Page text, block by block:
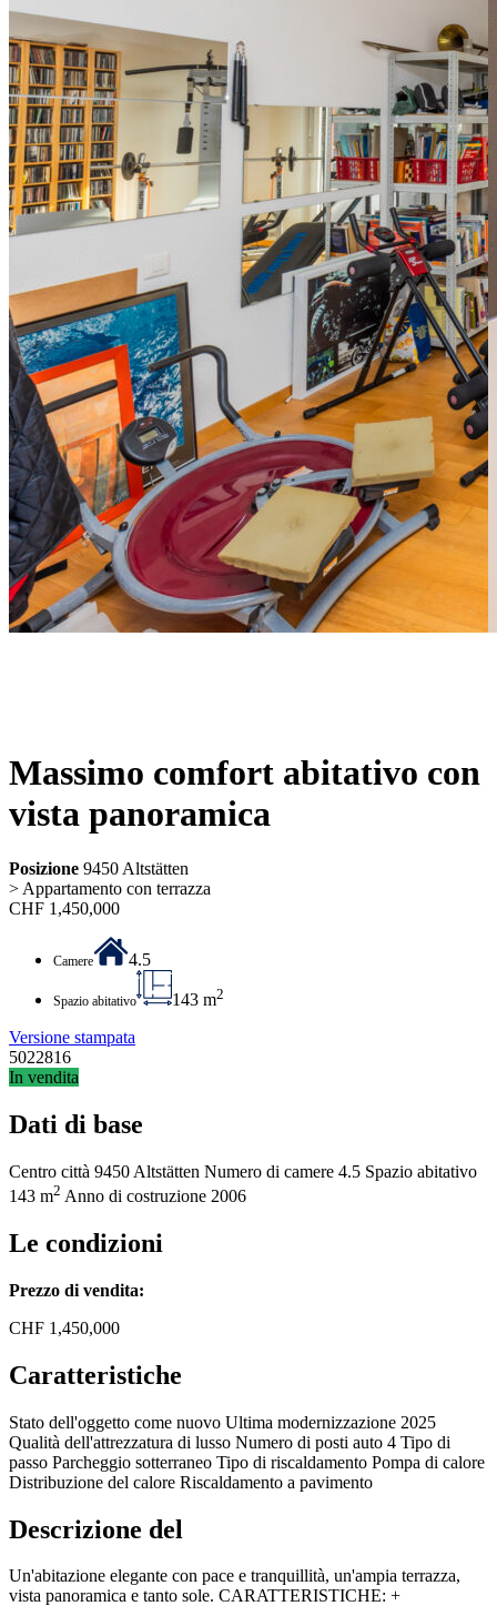
Massimo comfort abitativo con
vista panoramica
Posizione 9450 Altstätten
> Appartamento con terrazza
CHF 1,450,000
Camere 4.5
Spazio abitativo 143 m2
Versione stampata
5022816
In vendita
Dati di base
Centro città 9450 Altstätten Numero di camere 4.5 Spazio abitativo
143 m2 Anno di costruzione 2006
Le condizioni
Prezzo di vendita:
CHF 1,450,000
Caratteristiche
Stato dell'oggetto come nuovo Ultima modernizzazione 2025
Qualità dell'attrezzatura di lusso Numero di posti auto 4 Tipo di
passo Parcheggio sotterraneo Tipo di riscaldamento Pompa di calore
Distribuzione del calore Riscaldamento a pavimento
Descrizione del
Un'abitazione elegante con pace e tranquillità, un'ampia terrazza,
vista panoramica e tanto sole. CARATTERISTICHE: +